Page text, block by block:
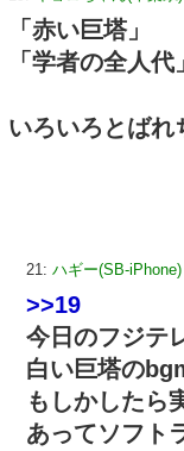
「赤い巨塔」
「学者の全人代」
いろいろとばれ
21: ハギー(SB-iPhone)
>>19
今日のフジテ
白い巨塔の
もしかしたら
あってソフト